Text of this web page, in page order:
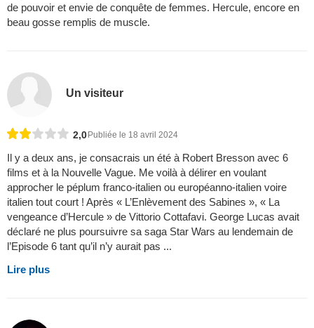
de pouvoir et envie de conquête de femmes. Hercule, encore en
beau gosse remplis de muscle.
Un visiteur
2,0Publiée le 18 avril 2024
Il y a deux ans, je consacrais un été à Robert Bresson avec 6
films et à la Nouvelle Vague. Me voilà à délirer en voulant
approcher le péplum franco-italien ou européanno-italien voire
italien tout court ! Après « L’Enlèvement des Sabines », « La
vengeance d’Hercule » de Vittorio Cottafavi. George Lucas avait
déclaré ne plus poursuivre sa saga Star Wars au lendemain de
l’Episode 6 tant qu’il n’y aurait pas ...
Lire plus